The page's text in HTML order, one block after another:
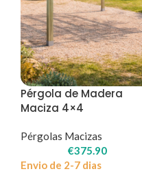
Pérgola de Madera
Maciza 4×4
Pérgolas Macizas
€375.90
Envio de 2-7 dias